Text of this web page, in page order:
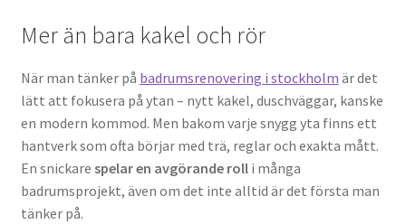
Smarta funktioner till det nya köket
Vilket snabblån är bäst?
Mer än bara kakel och rör
När man tänker på badrumsrenovering i stockholm är det
lätt att fokusera på ytan – nytt kakel, duschväggar, kanske
en modern kommod. Men bakom varje snygg yta finns ett
hantverk som ofta börjar med trä, reglar och exakta mått.
En snickare spelar en avgörande rolli många
badrumsprojekt, även om det inte alltid är det första man
tänker på.